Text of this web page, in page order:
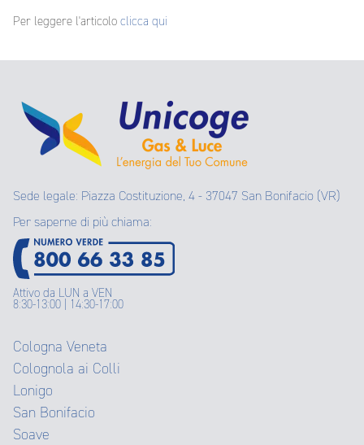
Per leggere l'articolo clicca qui
Sede legale: Piazza Costituzione, 4 - 37047 San Bonifacio (VR)
Per saperne di più chiama:
Attivo da LUN a VEN
8:30-13:00 | 14:30-17:00
Cologna Veneta
Colognola ai Colli
Lonigo
San Bonifacio
Soave